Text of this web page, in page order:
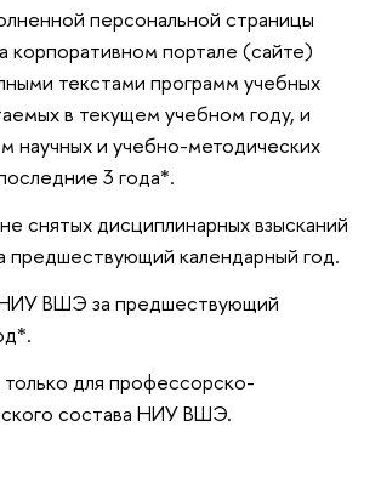
персональной страницы
корпоративном портале (сайте)
текстами программ учебных
в текущем учебном году, и
научных и учебно-методических
3 года*.
снятых дисциплинарных взысканий
предшествующий календарный год.
ВШЭ за предшествующий
для профессорско-
состава НИУ ВШЭ.